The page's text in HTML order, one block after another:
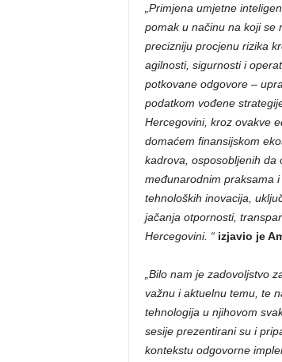
„Primjena umjetne
pomak u načinu na koji se
precizniju procjenu rizika
agilnosti, sigurnosti i
potkovane odgovore –
podatkom vođene
Hercegovini, kroz ovakve
domaćem finansijskom
kadrova, osposobljenih da
međunarodnim praksama
tehnoloških inovacija,
jačanja otpornosti,
Hercegovini. “ izjavio je
„Bilo nam je zadovoljstvo
važnu i aktuelnu temu, te
tehnologija u njihovom
sesije prezentirani su i
kontekstu odgovorne